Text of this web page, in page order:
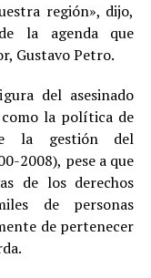
región», dijo,
la agenda que
Gustavo Petro.
del asesinado
la política de
la gestión del
2008), pese a que
de los derechos
de personas
de pertenecer